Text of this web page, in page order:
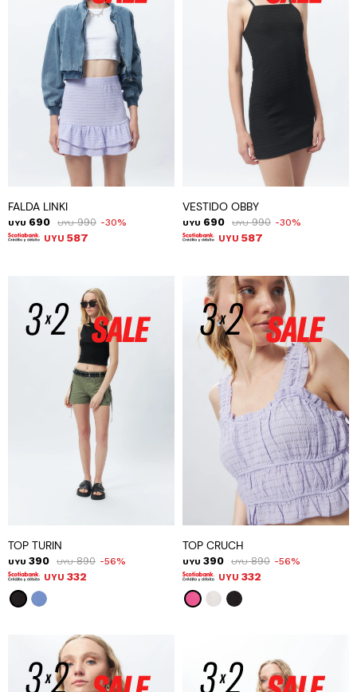
FALDA LINKI
UYU 690 UYU 990 30
UYU 587
VESTIDO OBBY
UYU 690 UYU 990 30
UYU 587
TOP TURIN
UYU 390 UYU 890 56
UYU 332
TOP CRUCH
UYU 390 UYU 890 56
UYU 332